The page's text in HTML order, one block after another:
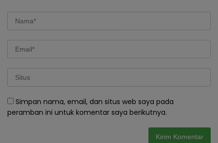
Simpan nama, email, dan situs web saya pada
peramban ini untuk komentar saya berikutnya.